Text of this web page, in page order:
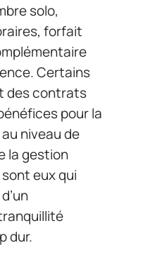
solo,
forfait
Certains
des contrats
pour la
niveau de
la gestion
eux qui
dur.